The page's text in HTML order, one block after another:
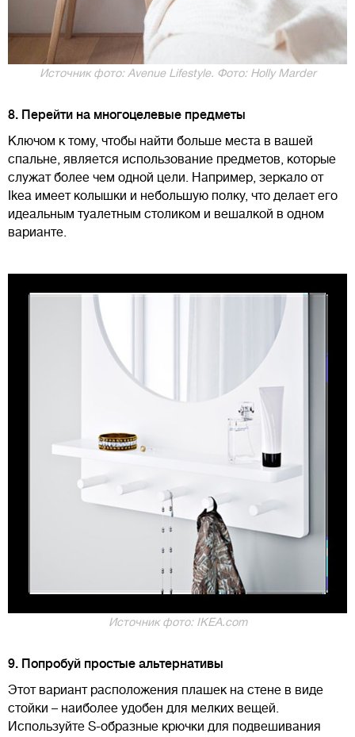
Источник фото: Avenue Lifestyle. Фото: Holly Marder
8. Перейти на многоцелевые предметы
Ключом к тому, чтобы найти больше места в вашей
спальне, является использование предметов, которые
служат более чем одной цели. Например, зеркало от
Ikea имеет колышки и небольшую полку, что делает его
идеальным туалетным столиком и вешалкой в одном
варианте.
Источник фото: IKEA.com
9. Попробуй простые альтернативы
Этот вариант расположения плашек на стене в виде
стойки – наиболее удобен для мелких вещей.
Используйте S-образные крючки для подвешивания